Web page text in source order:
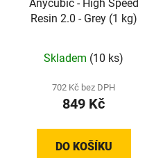
Anycubic - High Speed
Resin 2.0 - Grey (1 kg)
Skladem (10 ks)
702 Kč bez DPH
849 Kč
DO KOŠÍKU